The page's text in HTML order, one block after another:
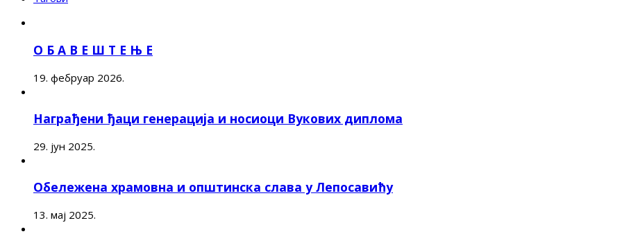
О Б А В Е Ш Т Е Њ Е
19. фебруар 2026.
Награђени ђаци генерација и носиоци Вукових диплома
29. јун 2025.
Обележена храмовна и општинска слава у Лепосавићу
13. мај 2025.